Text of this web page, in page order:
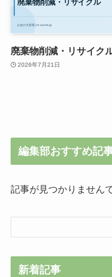
廃棄物削減・リサイク
2026年7月21日
編集部おすすめ記
記事が見つかりません
新着記事